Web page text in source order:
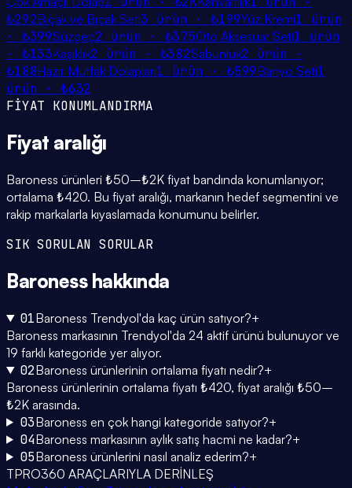
₺292Bıçak ve Bıçak Seti3 ürün · ₺199Yüz Kremi1
ürün
· ₺399Süzgeç2 ürün · ₺375Oto Aksesuar Seti1 ürün
· ₺133Kaşıklık2 ürün · ₺382Sabunluk2 ürün ·
₺188Hazır Mutfak Dolapları1 ürün · ₺599Banyo Seti1
ürün · ₺632
FİYAT KONUMLANDIRMA
Fiyat aralığı
Baroness ürünleri ₺50–₺2K fiyat bandında konumlanıyor;
ortalama ₺420. Bu fiyat aralığı, markanın hedef segmentini ve
rakip markalarla kıyaslamada konumunu belirler.
SIK SORULAN SORULAR
Baronesshakkında
01Baroness Trendyol'da kaç ürün satıyor?+
Baroness markasının Trendyol'da 24 aktif ürünü bulunuyor ve
19 farklı kategoride yer alıyor.
02Baroness ürünlerinin ortalama fiyatı nedir?+
Baroness ürünlerinin ortalama fiyatı ₺420, fiyat aralığı ₺50–
₺2K arasında.
03Baroness en çok hangi kategoride satıyor?+
04Baroness markasının aylık satış hacmi ne kadar?+
05Baroness ürünlerini nasıl analiz ederim?+
TPRO360 ARAÇLARIYLA DERİNLEŞ